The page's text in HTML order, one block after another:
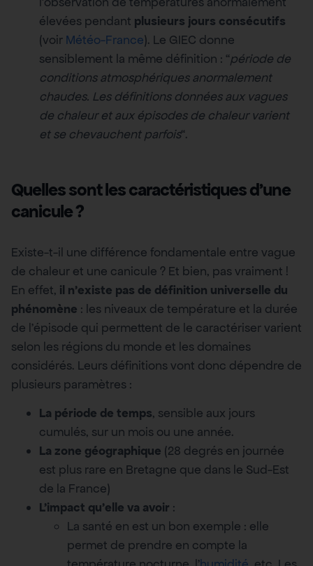
élevées pendant plusieurs jours consécutifs
(voir Météo-France). Le GIEC donne
sensiblement la même définition : “période de
conditions atmosphériques anormalement
chaudes. Les définitions données aux vagues
de chaleur et aux épisodes de chaleur varient
et se chevauchent parfois“.
Quelles sont les caractéristiques d’une
canicule ?
Existe-t-il une différence fondamentale entre vague
de chaleur et une canicule ? Et bien, pas vraiment !
En effet, il n’existe pas de définition universelle du
phénomène : les niveaux de température et la durée
de l’épisode qui permettent de le caractériser varient
selon les régions du monde et les domaines
considérés. Leurs définitions vont donc dépendre de
plusieurs paramètres :
La période de temps, sensible aux jours
cumulés, sur un mois ou une année.
La zone géographique (28 degrés en journée
est plus rare en Bretagne que dans le Sud-Est
de la France)
L’impact qu’elle va avoir :
La santé en est un bon exemple : elle
permet de prendre en compte la